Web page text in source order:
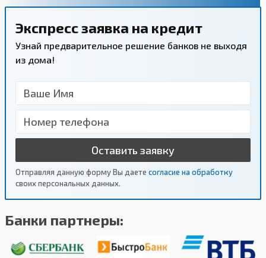
Экспресс заявка на кредит
Узнай предварительное решение банков не выходя
из дома!
Оставить заявку
Отправляя данную форму Вы даете согласие на обработку
своих персональных данных.
Банки партнеры: